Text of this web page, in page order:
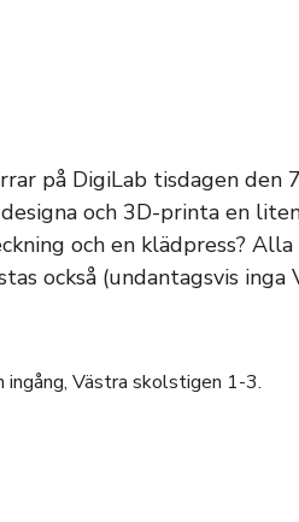
på DigiLab tisdagen
och 3D-printa en
och en klädpress?
också (undantagsvis
ingång, Västra skolstigen 1-3.